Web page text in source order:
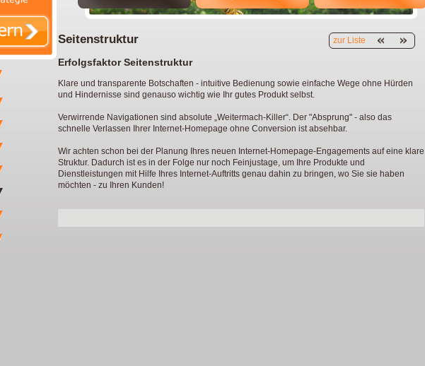
zur Liste
Seitenstruktur
Erfolgsfaktor Seitenstruktur
Klare und transparente Botschaften - intuitive Bedienung sowie einfache Wege ohne Hürden
und Hindernisse sind genauso wichtig wie Ihr gutes Produkt selbst.
Verwirrende Navigationen sind absolute „Weitermach-Killer“. Der "Absprung" - also das
schnelle Verlassen Ihrer Internet-Homepage ohne Conversion ist absehbar.
Wir achten schon bei der Planung Ihres neuen Internet-Homepage-Engagements auf eine klare
Struktur. Dadurch ist es in der Folge nur noch Feinjustage, um Ihre Produkte und
Dienstleistungen mit Hilfe Ihres Internet-Auftritts genau dahin zu bringen, wo Sie sie haben
möchten - zu Ihren Kunden!